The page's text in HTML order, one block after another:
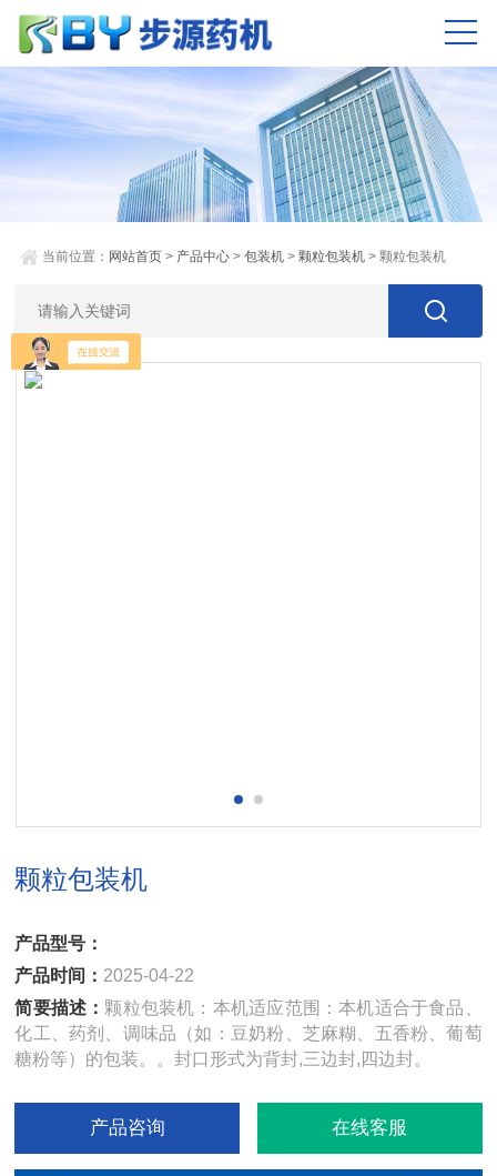
当前位置： 网站首页 > 产品中心 >包装机 >颗粒包装机 > 颗粒包装机
颗粒包装机
产品型号：
产品时间： 2025-04-22
简要描述： 颗粒包装机：本机适应范围：本机适合于食品、
化工、药剂、调味品（如：豆奶粉、芝麻糊、五香粉、葡萄
糖粉等）的包装。。封口形式为背封,三边封,四边封。
产品咨询 在线客服